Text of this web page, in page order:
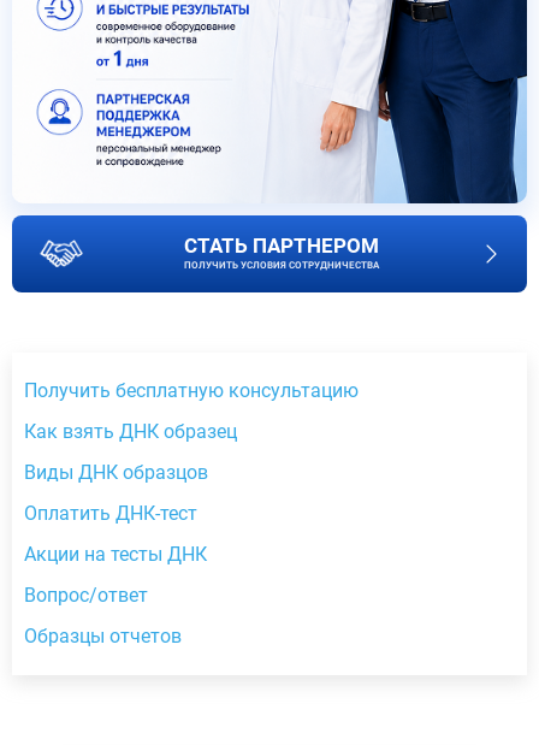
СТАТЬ ПАРТНЕРОМ
ПОЛУЧИТЬ УСЛОВИЯ СОТРУДНИЧЕСТВА
Получить бесплатную консультацию
Как взять ДНК образец
Виды ДНК образцов
Оплатить ДНК-тест
Акции на тесты ДНК
Вопрос/ответ
Образцы отчетов